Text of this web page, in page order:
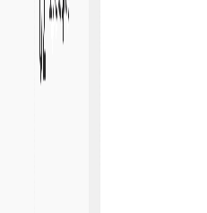
diensten te ontdekken,
doen, opties vergelijken,
gebruiken om de
van je keuzes te